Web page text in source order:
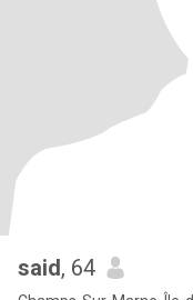
said, 64